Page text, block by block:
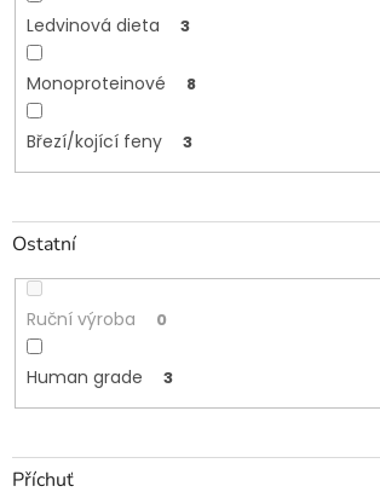
Ledvinová dieta 3
Monoproteinové 8
Březí/kojící feny 3
Ostatní
Ruční výroba 0
Human grade 3
Příchuť